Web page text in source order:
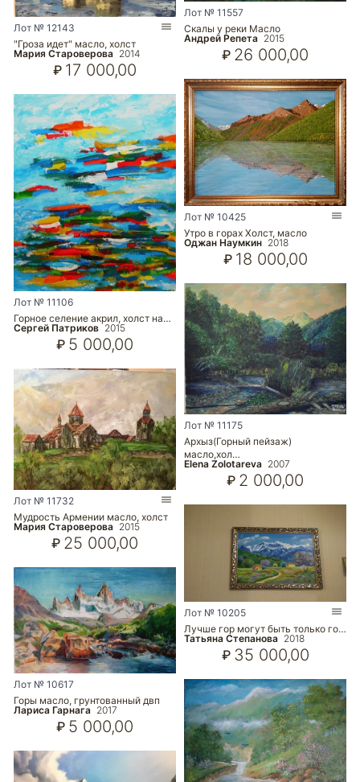
Лот № 12143
"Гроза идет" масло, холст
Мария Староверова 2014
₽ 17 000,00
Лот № 11106
Горное селение акрил, холст на…
Сергей Патриков 2015
₽ 5 000,00
Лот № 11732
Мудрость Армении масло, холст
Мария Староверова 2015
₽ 25 000,00
Лот № 10617
Горы масло, грунтованный двп
Лариса Гарнага 2017
₽ 5 000,00
Лот № 11557
Скалы у реки Масло
Андрей Репета 2015
₽ 26 000,00
Лот № 10425
Утро в горах Холст, масло
Оджан Наумкин 2018
₽ 18 000,00
Лот № 11175
Архыз(Горный пейзаж)
масло,хол…
Elena Zolotareva 2007
₽ 2 000,00
Лот № 10205
Лучше гор могут быть только го…
Татьяна Степанова 2018
₽ 35 000,00